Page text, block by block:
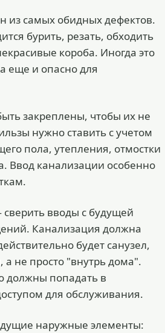
из самых обидных дефектов.
бурить, резать, обходить
короба. Иногда это
еще и опасно для
закреплены, чтобы их не
нужно ставить с учетом
пола, утепления, отмостки
Ввод канализации особенно
вводы с будущей
Канализация должна
будет санузел,
а не просто "внутрь дома".
должны попадать в
для обслуживания.
наружные элементы: